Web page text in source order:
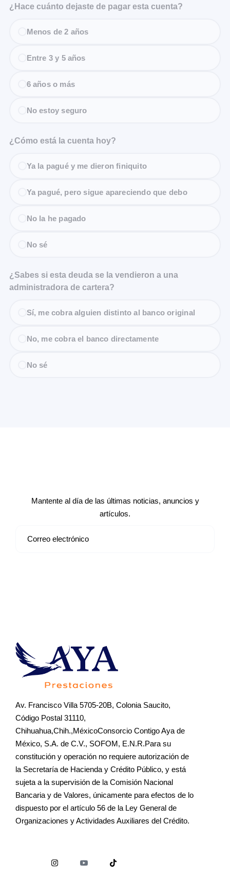
¿Hace cuánto dejaste de pagar esta cuenta?
Menos de 2 años
Entre 3 y 5 años
6 años o más
No estoy seguro
¿Cómo está la cuenta hoy?
Ya la pagué y me dieron finiquito
Ya pagué, pero sigue apareciendo que debo
No la he pagado
No sé
¿Sabes si esta deuda se la vendieron a una
administradora de cartera?
Sí, me cobra alguien distinto al banco original
No, me cobra el banco directamente
No sé
Mantente al día de las últimas noticias, anuncios y
artículos.
Av. Francisco Villa 5705-20B, Colonia Saucito,
Código Postal 31110,
Chihuahua,Chih.,MéxicoConsorcio Contigo Aya de
México, S.A. de C.V., SOFOM, E.N.R.Para su
constitución y operación no requiere autorización de
la Secretaría de Hacienda y Crédito Público, y está
sujeta a la supervisión de la Comisión Nacional
Bancaria y de Valores, únicamente para efectos de lo
dispuesto por el artículo 56 de la Ley General de
Organizaciones y Actividades Auxiliares del Crédito.